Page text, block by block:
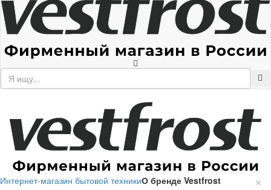
×
Интернет-магазин бытовой техникиО бренде Vestfrost